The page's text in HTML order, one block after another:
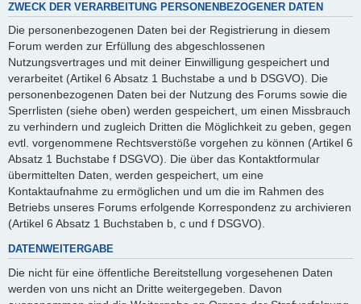
ZWECK DER VERARBEITUNG PERSONENBEZOGENER DATEN
Die personenbezogenen Daten bei der Registrierung in diesem
Forum werden zur Erfüllung des abgeschlossenen
Nutzungsvertrages und mit deiner Einwilligung gespeichert und
verarbeitet (Artikel 6 Absatz 1 Buchstabe a und b DSGVO). Die
personenbezogenen Daten bei der Nutzung des Forums sowie die
Sperrlisten (siehe oben) werden gespeichert, um einen Missbrauch
zu verhindern und zugleich Dritten die Möglichkeit zu geben, gegen
evtl. vorgenommene Rechtsverstöße vorgehen zu können (Artikel 6
Absatz 1 Buchstabe f DSGVO). Die über das Kontaktformular
übermittelten Daten, werden gespeichert, um eine
Kontaktaufnahme zu ermöglichen und um die im Rahmen des
Betriebs unseres Forums erfolgende Korrespondenz zu archivieren
(Artikel 6 Absatz 1 Buchstaben b, c und f DSGVO).
DATENWEITERGABE
Die nicht für eine öffentliche Bereitstellung vorgesehenen Daten
werden von uns nicht an Dritte weitergegeben. Davon